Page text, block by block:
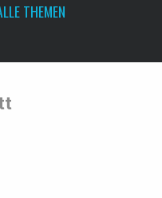
THEMEN